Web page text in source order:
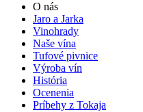
O nás
Jaro a Jarka
Vinohrady
Naše vína
Tufové pivnice
Výroba vín
História
Ocenenia
Príbehy z Tokaja